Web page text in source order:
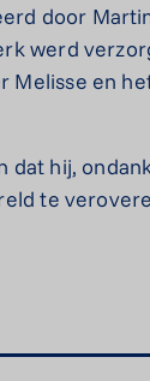
door
werd
en
dat hij,
te